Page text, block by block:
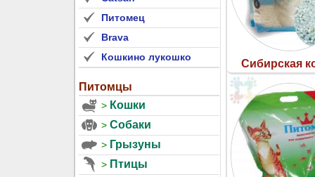
Питомец
Brava
Кошкино лукошко
Питомцы
Кошки
Собаки
Грызуны
Птицы
Сибирская